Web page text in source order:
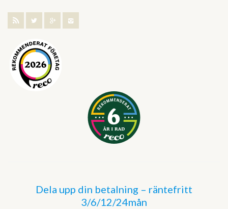
Dela upp din betalning – räntefritt
3/6/12/24mån